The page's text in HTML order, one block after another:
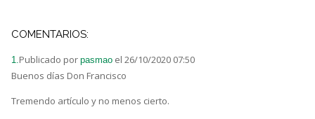
COMENTARIOS:
1.Publicado por pasmao el 26/10/2020 07:50
Buenos días Don Francisco
Tremendo artículo y no menos cierto.